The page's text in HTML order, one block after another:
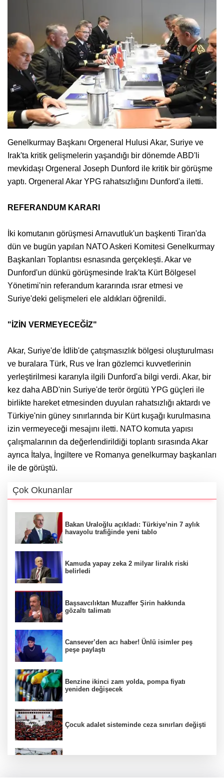
Genelkurmay Başkanı Orgeneral Hulusi Akar, Suriye ve
Irak'ta kritik gelişmelerin yaşandığı bir dönemde ABD'li
mevkidaşı Orgeneral Joseph Dunford ile kritik bir görüşme
yaptı. Orgeneral Akar YPG rahatsızlığını Dunford'a iletti.
REFERANDUM KARARI
İki komutanın görüşmesi Arnavutluk'un başkenti Tiran'da
dün ve bugün yapılan NATO Askeri Komitesi Genelkurmay
Başkanları Toplantısı esnasında gerçekleşti. Akar ve
Dunford'un dünkü görüşmesinde Irak'ta Kürt Bölgesel
Yönetimi'nin referandum kararında ısrar etmesi ve
Suriye'deki gelişmeleri ele aldıkları öğrenildi.
"İZİN VERMEYECEĞİZ"
Akar, Suriye'de İdlib'de çatışmasızlık bölgesi oluşturulması
ve buralara Türk, Rus ve İran gözlemci kuvvetlerinin
yerleştirilmesi kararıyla ilgili Dunford'a bilgi verdi. Akar, bir
kez daha ABD'nin Suriye'de terör örgütü YPG güçleri ile
birlikte hareket etmesinden duyulan rahatsızlığı aktardı ve
Türkiye'nin güney sınırlarında bir Kürt kuşağı kurulmasına
izin vermeyeceği mesajını iletti. NATO komuta yapısı
çalışmalarının da değerlendirildiği toplantı sırasında Akar
ayrıca İtalya, İngiltere ve Romanya genelkurmay başkanları
ile de görüştü.
Çok Okunanlar
Bakan Uraloğlu açıkladı: Türkiye’nin 7 aylık
havayolu trafiğinde yeni tablo
Kamuda yapay zeka 2 milyar liralık riski
belirledi
Başsavcılıktan Muzaffer Şirin hakkında
gözaltı talimatı
Cansever’den acı haber! Ünlü isimler peş
peşe paylaştı
Benzine ikinci zam yolda, pompa fiyatı
yeniden değişecek
Çocuk adalet sisteminde ceza sınırları değişti